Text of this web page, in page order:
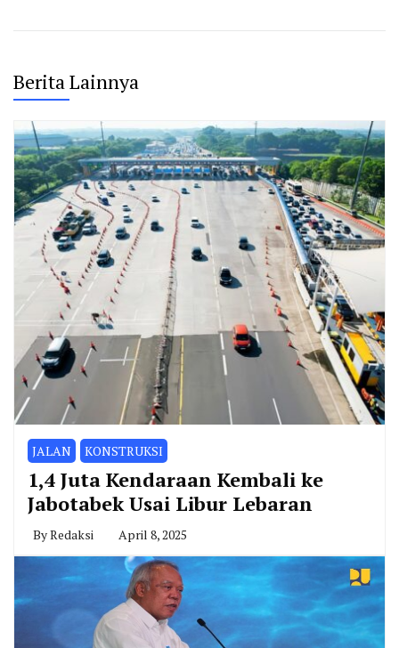
Berita Lainnya
JALAN KONSTRUKSI
1,4 Juta Kendaraan Kembali ke
Jabotabek Usai Libur Lebaran
ByRedaksi April 8, 2025